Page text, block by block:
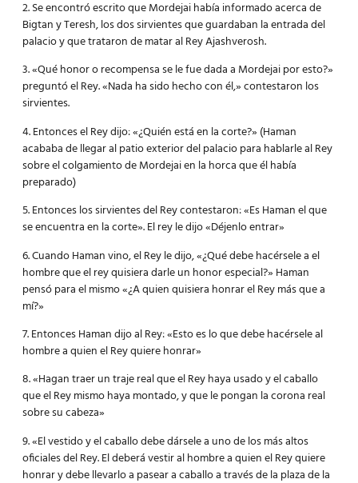
2. Se encontró escrito que Mordejai había informado acerca de
Bigtan y Teresh, los dos sirvientes que guardaban la entrada del
palacio y que trataron de matar al Rey Ajashverosh.
3. «Qué honor o recompensa se le fue dada a Mordejai por esto?»
preguntó el Rey. «Nada ha sido hecho con él,» contestaron los
sirvientes.
4. Entonces el Rey dijo: «¿Quién está en la corte?» (Haman
acababa de llegar al patio exterior del palacio para hablarle al Rey
sobre el colgamiento de Mordejai en la horca que él había
preparado)
5. Entonces los sirvientes del Rey contestaron: «Es Haman el que
se encuentra en la corte». El rey le dijo «Déjenlo entrar»
6. Cuando Haman vino, el Rey le dijo, «¿Qué debe hacérsele a el
hombre que el rey quisiera darle un honor especial?» Haman
pensó para el mismo «¿A quien quisiera honrar el Rey más que a
mí?»
7. Entonces Haman dijo al Rey: «Esto es lo que debe hacérsele al
hombre a quien el Rey quiere honrar»
8. «Hagan traer un traje real que el Rey haya usado y el caballo
que el Rey mismo haya montado, y que le pongan la corona real
sobre su cabeza»
9. «El vestido y el caballo debe dársele a uno de los más altos
oficiales del Rey. El deberá vestir al hombre a quien el Rey quiere
honrar y debe llevarlo a pasear a caballo a través de la plaza de la